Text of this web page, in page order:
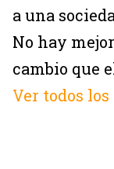
a una
No hay
cambio que
Ver todos